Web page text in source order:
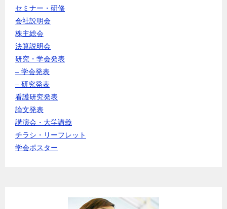
セミナー・研修
会社説明会
株主総会
決算説明会
研究・学会発表
– 学会発表
– 研究発表
看護研究発表
論文発表
講演会・大学講義
チラシ・リーフレット
学会ポスター